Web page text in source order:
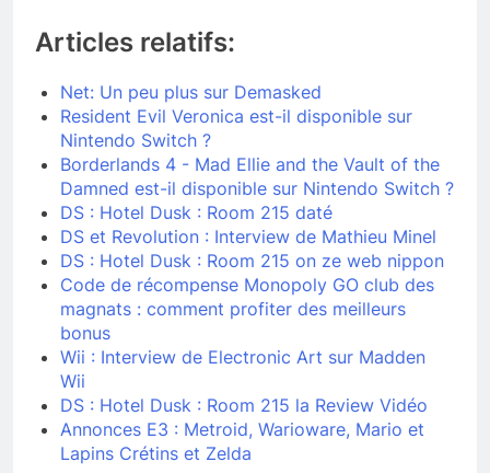
Articles relatifs:
Net: Un peu plus sur Demasked
Resident Evil Veronica est-il disponible sur
Nintendo Switch ?
Borderlands 4 - Mad Ellie and the Vault of the
Damned est-il disponible sur Nintendo Switch ?
DS : Hotel Dusk : Room 215 daté
DS et Revolution : Interview de Mathieu Minel
DS : Hotel Dusk : Room 215 on ze web nippon
Code de récompense Monopoly GO club des
magnats : comment profiter des meilleurs
bonus
Wii : Interview de Electronic Art sur Madden
Wii
DS : Hotel Dusk : Room 215 la Review Vidéo
Annonces E3 : Metroid, Warioware, Mario et
Lapins Crétins et Zelda